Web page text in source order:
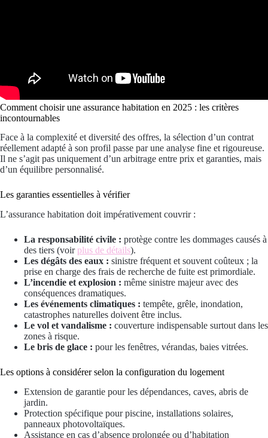
Comment choisir une assurance habitation en 2025 : les critères
incontournables
Face à la complexité et diversité des offres, la sélection d’un contrat
réellement adapté à son profil passe par une analyse fine et rigoureuse.
Il ne s’agit pas uniquement d’un arbitrage entre prix et garanties, mais
d’un équilibre personnalisé.
Les garanties essentielles à vérifier
L’assurance habitation doit impérativement couvrir :
La responsabilité civile : protège contre les dommages causés à
des tiers (voir plus de détails).
Les dégâts des eaux : sinistre fréquent et souvent coûteux ; la
prise en charge des frais de recherche de fuite est primordiale.
L’incendie et explosion : même sinistre majeur avec des
conséquences dramatiques.
Les événements climatiques : tempête, grêle, inondation,
catastrophes naturelles doivent être inclus.
Le vol et vandalisme : couverture indispensable surtout dans les
zones à risque.
Le bris de glace : pour les fenêtres, vérandas, baies vitrées.
Les options à considérer selon la configuration du logement
Extension de garantie pour les dépendances, caves, abris de
jardin.
Protection spécifique pour piscine, installations solaires,
panneaux photovoltaïques.
Assistance en cas d’absence prolongée ou d’habitation